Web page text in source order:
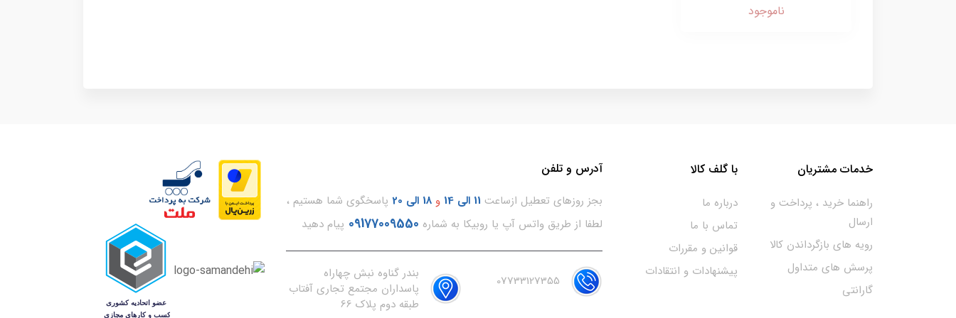
ناموجود
خدمات مشتریان
راهنما خرید ، پرداخت و
ارسال
رویه های بازگرداندن کالا
پرسش های متداول
گارانتی
با گلف کالا
درباره ما
تماس با ما
قوانین و مقررات
پیشنهادات و انتقادات
آدرس و تلفن
بجز روزهای تعطیل ازساعت 11 الی 14 و 18 الی 20
پاسخگوی شما هستیم ،
لطفا از طریق واتس آپ یا روبیکا به شماره 09177009550 پیام دهید
07733127355
بندر گناوه نبش چهاراه
پاسداران مجتمع تجاری آفتاب
طبقه دوم پلاک 66